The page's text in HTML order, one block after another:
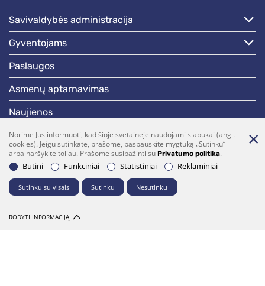
savivaldybės administracija
gyventojams
paslaugos
asmenų aptarnavimas
naujienos
skelbimai
darbotvarkės
Bendraukime
Norime Jus informuoti, kad šioje svetainėje naudojami slapukai (angl.
cookies). Jeigu sutinkate, prašome, paspauskite mygtuką „Sutinku“
arba naršykite toliau. Prašome susipažinti su Privatumo politika.
Būtini
Funkciniai Statistiniai Reklaminiai
Sutinku su visais Sutinku Nesutinku
RODYTI INFORMACIJĄ